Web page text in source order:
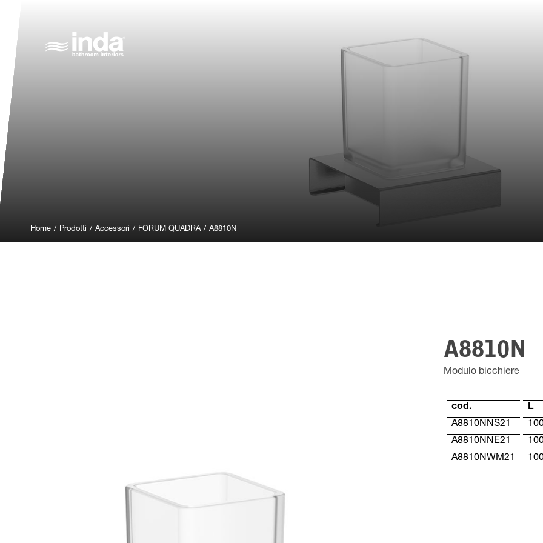
Home / Prodotti / Accessori / FORUM QUADRA / A8810N
A8810N
Modulo bicchiere
cod. L
A8810NNS21
A8810NNE21
A8810NWM21